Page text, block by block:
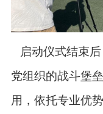
启动仪式结束
党组织的战斗堡
用，依托专业优